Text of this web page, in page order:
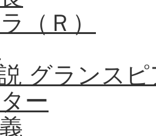
（Ｒ）
グランスピ
ー